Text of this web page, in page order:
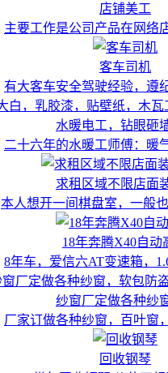
店铺美工
主要工作是公司产品在网络
客车司机
有大客车安全驾驶经验，遵
水暖电工，钻眼砸
二十六年的水暖工师傅：暖
求租区域不限店面
本人想开一间棋盘室，一般
18年奔腾X40自动
8年车，爱信六AT变速箱，
纱窗厂定做各种纱
厂家订做各种纱窗，百叶窗
回收钢琴